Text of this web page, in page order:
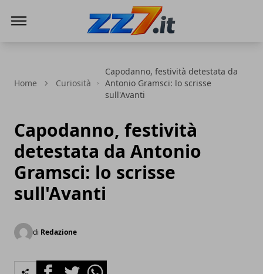
Home Curiosità
Capodanno, festività detestata da
Antonio Gramsci: lo scrisse
sull'Avanti
Capodanno, festività
detestata da Antonio
Gramsci: lo scrisse
sull'Avanti
di Redazione
FacebookTwitterWhatsapp